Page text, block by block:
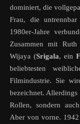
dominiert, die
Frau, die
1980er-Jahre
Zusammen mit Ruth
Wijaya (Srigala, ein
beliebtesten
Filmindustrie. Sie
bezeichnet.
Rollen, sondern
Aber von vorne. 1942